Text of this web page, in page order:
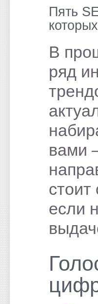
Пять
В
ряд
вами
если